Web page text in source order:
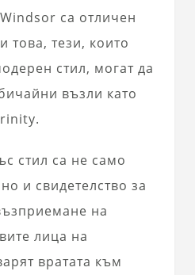
са отличен
това, тези, които
стил, могат да
възли като
стил са не само
и свидетелство за
на
лица на
вратата към